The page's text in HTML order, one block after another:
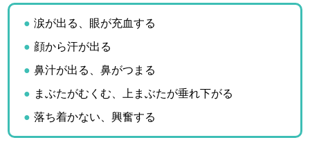
涙が出る、眼が充血する
顔から汗が出る
鼻汁が出る、鼻がつまる
まぶたがむくむ、上まぶたが垂れ下がる
落ち着かない、興奮する